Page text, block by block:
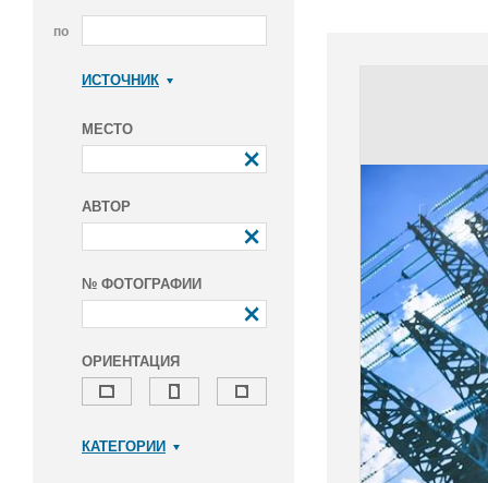
по
ИСТОЧНИК
МЕСТО
АВТОР
№ ФОТОГРАФИИ
ОРИЕНТАЦИЯ
КАТЕГОРИИ